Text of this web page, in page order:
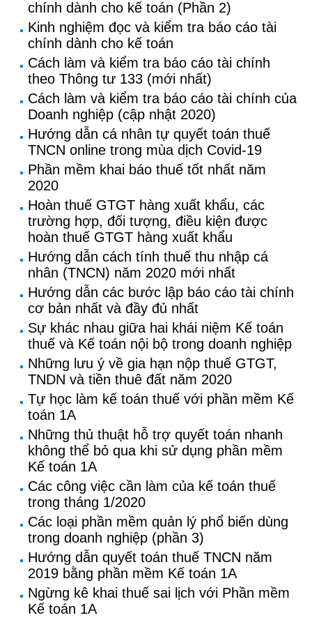
chính dành cho kế toán (Phần 2)
Kinh nghiệm đọc và kiểm tra báo cáo tài
chính dành cho kế toán
Cách làm và kiểm tra báo cáo tài chính
theo Thông tư 133 (mới nhất)
Cách làm và kiểm tra báo cáo tài chính của
Doanh nghiệp (cập nhật 2020)
Hướng dẫn cá nhân tự quyết toán thuế
TNCN online trong mùa dịch Covid-19
Phần mềm khai báo thuế tốt nhất năm
2020
Hoàn thuế GTGT hàng xuất khẩu, các
trường hợp, đối tượng, điều kiện được
hoàn thuế GTGT hàng xuất khẩu
Hướng dẫn cách tính thuế thu nhập cá
nhân (TNCN) năm 2020 mới nhất
Hướng dẫn các bước lập báo cáo tài chính
cơ bản nhất và đầy đủ nhất
Sự khác nhau giữa hai khái niệm Kế toán
thuế và Kế toán nội bộ trong doanh nghiệp
Những lưu ý về gia hạn nộp thuế GTGT,
TNDN và tiền thuê đất năm 2020
Tự học làm kế toán thuế với phần mềm Kế
toán 1A
Những thủ thuật hỗ trợ quyết toán nhanh
không thể bỏ qua khi sử dụng phần mềm
Kế toán 1A
Các công việc cần làm của kế toán thuế
trong tháng 1/2020
Các loại phần mềm quản lý phổ biến dùng
trong doanh nghiệp (phần 3)
Hướng dẫn quyết toán thuế TNCN năm
2019 bằng phần mềm Kế toán 1A
Ngừng kê khai thuế sai lịch với Phần mềm
Kế toán 1A